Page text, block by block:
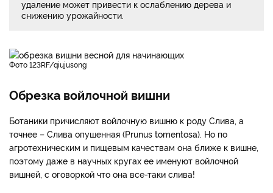
удаление может привести к ослаблению дерева и
снижению урожайности.
фото 123RF/qiujusong
Обрезка войлочной вишни
Ботаники причисляют войлочную вишню к роду Слива, а
точнее – Слива опушенная (Prunus tomentosa). Но по
агротехническим и пищевым качествам она ближе к вишне,
поэтому даже в научных кругах ее именуют войлочной
вишней, с оговоркой что она все-таки слива!